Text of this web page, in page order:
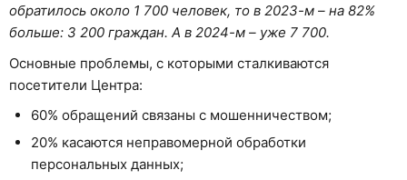
обратилось около 1 700 человек, то в 2023-м – на 82%
больше: 3 200 граждан. А в 2024-м – уже 7 700.
Основные проблемы, с которыми сталкиваются
посетители Центра:
60% обращений связаны с мошенничеством;
20% касаются неправомерной обработки
персональных данных;